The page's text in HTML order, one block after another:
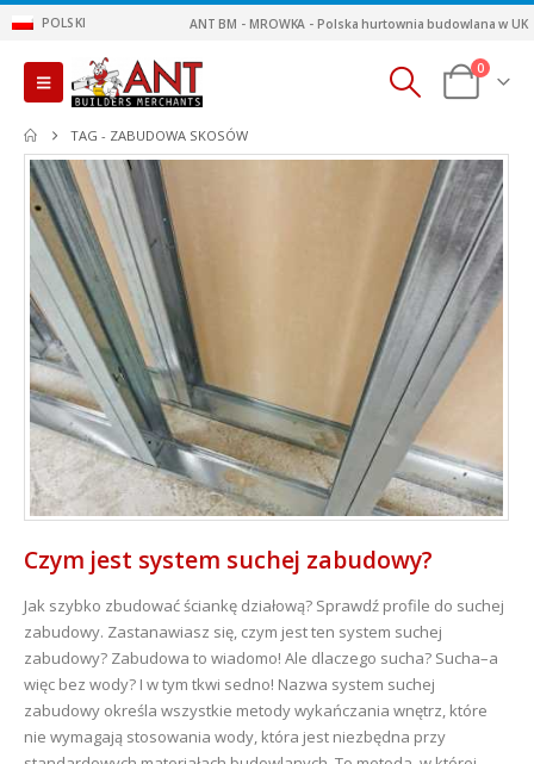
POLSKI ANT BM - MROWKA - Polska hurtownia budowlana w UK
0
TAG - ZABUDOWA SKOSÓW
Czym jest system suchej zabudowy?
Jak szybko zbudować ściankę działową? Sprawdź profile do suchej
zabudowy. Zastanawiasz się, czym jest ten system suchej
zabudowy? Zabudowa to wiadomo! Ale dlaczego sucha? Sucha–a
więc bez wody? I w tym tkwi sedno! Nazwa system suchej
zabudowy określa wszystkie metody wykańczania wnętrz, które
nie wymagają stosowania wody, która jest niezbędna przy